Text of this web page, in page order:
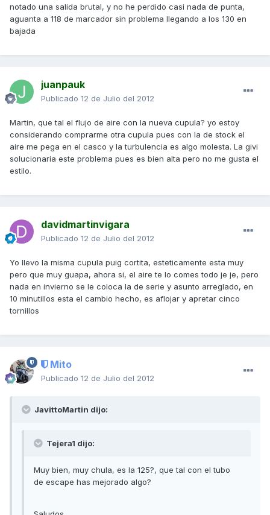
notado una salida brutal, y no he perdido casi nada de punta,
aguanta a 118 de marcador sin problema llegando a los 130 en
bajada
juanpauk
Publicado 12 de Julio del 2012
Martin, que tal el flujo de aire con la nueva cupula? yo estoy
considerando comprarme otra cupula pues con la de stock el
aire me pega en el casco y la turbulencia es algo molesta. La givi
solucionaria este problema pues es bien alta pero no me gusta el
estilo.
davidmartinvigara
Publicado 12 de Julio del 2012
Yo llevo la misma cupula puig cortita, esteticamente esta muy
pero que muy guapa, ahora si, el aire te lo comes todo je je, pero
nada en invierno se le coloca la de serie y asunto arreglado, en
10 minutillos esta el cambio hecho, es aflojar y apretar cinco
tornillos
Mito
Publicado 12 de Julio del 2012
JavittoMartin dijo:
Tejera1 dijo:
Muy bien, muy chula, es la 125?, que tal con el tubo
de escape has mejorado algo?